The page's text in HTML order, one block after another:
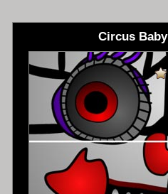
Circus Baby